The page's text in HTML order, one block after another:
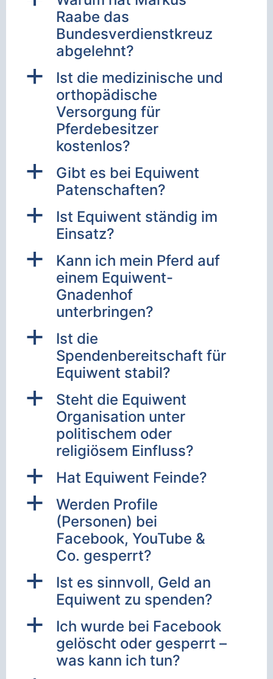
Raabe das
Bundesverdienstkreuz
abgelehnt?
a
Ist die medizinische und
orthopädische
Versorgung für
Pferdebesitzer
kostenlos?
a
Gibt es bei Equiwent
Patenschaften?
a
Ist Equiwent ständig im
Einsatz?
a
Kann ich mein Pferd auf
einem Equiwent-
Gnadenhof
unterbringen?
a
Ist die
Spendenbereitschaft für
Equiwent stabil?
a
Steht die Equiwent
Organisation unter
politischem oder
religiösem Einfluss?
a Hat Equiwent Feinde?
a
Werden Profile
(Personen) bei
Facebook, YouTube &
Co. gesperrt?
a
Ist es sinnvoll, Geld an
Equiwent zu spenden?
a
Ich wurde bei Facebook
gelöscht oder gesperrt –
was kann ich tun?